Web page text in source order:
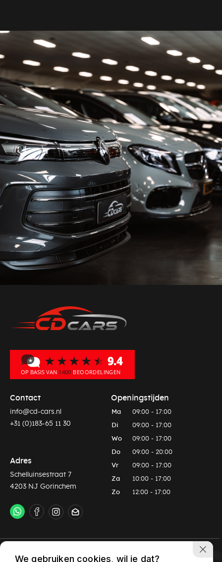
Contact
info@cd-cars.nl
+31 (0)183-65 11 30
Adres
Schelluinsestraat 7
4203 NJ Gorinchem
Openingstijden
Ma 09:00 - 17:00
Di 09:00 - 17:00
Wo 09:00 - 17:00
Do 09:00 - 20:00
Vr 09:00 - 17:00
Za 10:00 - 17:00
Zo 12:00 - 17:00
Privacy policy Algemene voorwaarden
We gebruiken cookies, wil je dat?